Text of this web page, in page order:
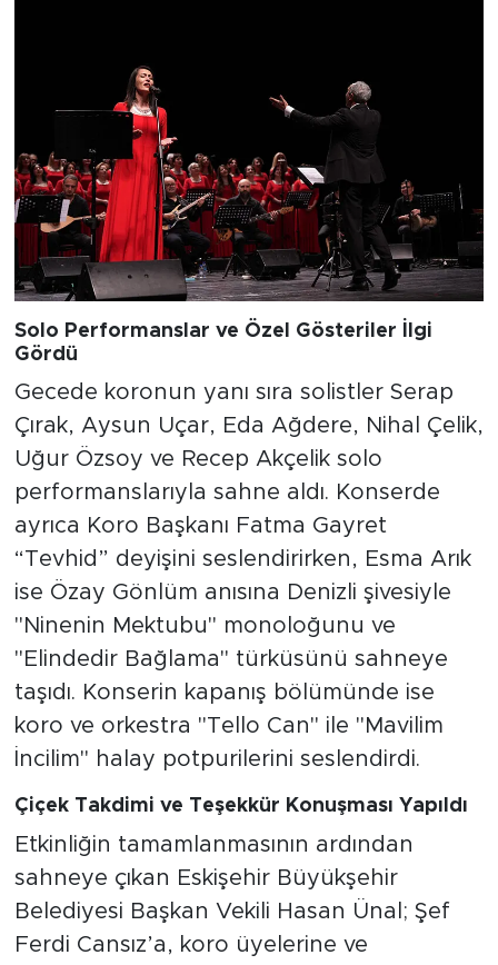
Solo Performanslar ve Özel Gösteriler İlgi
Gördü
Gecede koronun yanı sıra solistler Serap
Çırak, Aysun Uçar, Eda Ağdere, Nihal Çelik,
Uğur Özsoy ve Recep Akçelik solo
performanslarıyla sahne aldı. Konserde
ayrıca Koro Başkanı Fatma Gayret
“Tevhid” deyişini seslendirirken, Esma Arık
ise Özay Gönlüm anısına Denizli şivesiyle
"Ninenin Mektubu" monoloğunu ve
"Elindedir Bağlama" türküsünü sahneye
taşıdı. Konserin kapanış bölümünde ise
koro ve orkestra "Tello Can" ile "Mavilim
İncilim" halay potpurilerini seslendirdi.
Çiçek Takdimi ve Teşekkür Konuşması Yapıldı
Etkinliğin tamamlanmasının ardından
sahneye çıkan Eskişehir Büyükşehir
Belediyesi Başkan Vekili Hasan Ünal; Şef
Ferdi Cansız’a, koro üyelerine ve